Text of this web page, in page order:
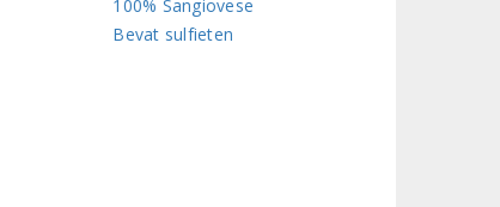
100% Sangiovese
Bevat sulfieten